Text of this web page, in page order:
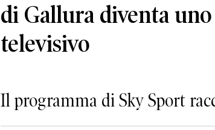
di Gallura diventa
televisivo
Il programma di Sky Sport